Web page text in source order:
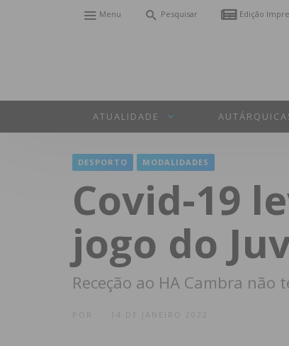
Menu Pesquisar Edição
ATUALIDADE
DESPORTO MODALIDADES
Covid-19
jogo do
Receção ao HA Cambra
14 DE JANEIRO 2022